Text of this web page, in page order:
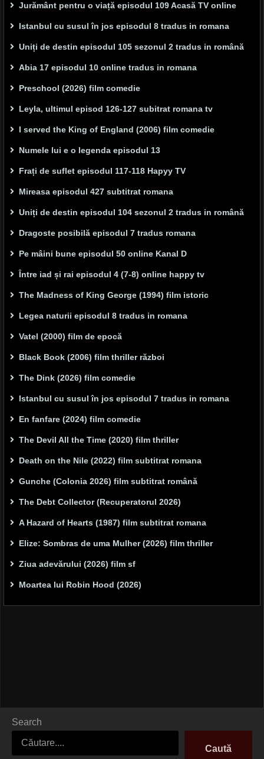
Jurământ pentru o viață episodul 109 Acasă TV online
Istanbul cu susul în jos episodul 8 tradus in romana
Uniți de destin episodul 105 sezonul 2 tradus in română
Abia 17 episodul 10 online tradus in romana
Preschool (2026) film comedie
Leyla, ultimul episod 126-127 subitrat romana tv
I served the King of England (2006) film comedie
Numele lui e o legenda episodul 13
Frați de suflet episodul 117-118 Hapyy TV
Mireasa episodul 427 subtitrat romana
Uniți de destin episodul 104 sezonul 2 tradus in română
Dragoste posibilă episodul 7 tradus romana
Pe mâini bune episodul 50 online Kanal D
Între iad și rai episodul 4 (7-8) online happy tv
The Madness of King George (1994) film istoric
Legea naturii episodul 8 tradus in romana
Vatel (2000) film de epocă
Black Book (2006) film thriller război
The Dink (2026) film comedie
Istanbul cu susul în jos episodul 7 tradus in romana
En fanfare (2024) film comedie
The Devil All the Time (2020) film thriller
Death on the Nile (2022) film subtitrat romana
Gunche (Colonia 2026) film subtitrat română
The Debt Collector (Recuperatorul 2026)
A Hazard of Hearts (1987) film subtitrat romana
Elize: Sombras de uma Mulher (2026) film thriller
Ziua adevărului (2026) film sf
Moartea lui Robin Hood (2026)
Search
Caută